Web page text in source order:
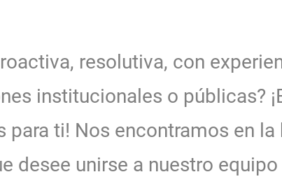
resolutiva, con
institucionales o públicas?
para ti! Nos encontramos en la
desee unirse a nuestro equipo